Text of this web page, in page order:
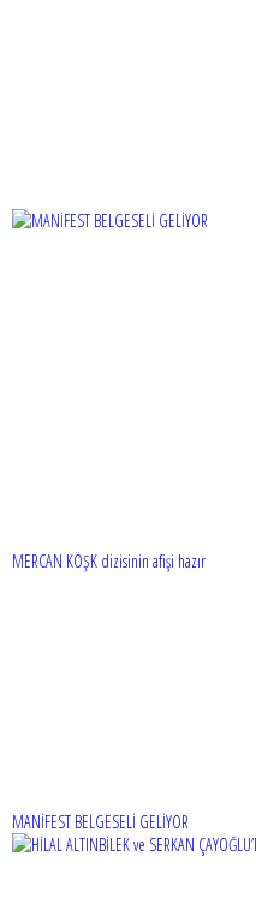
MERCAN KÖŞK dizisinin afişi hazır
MANİFEST BELGESELİ GELİYOR